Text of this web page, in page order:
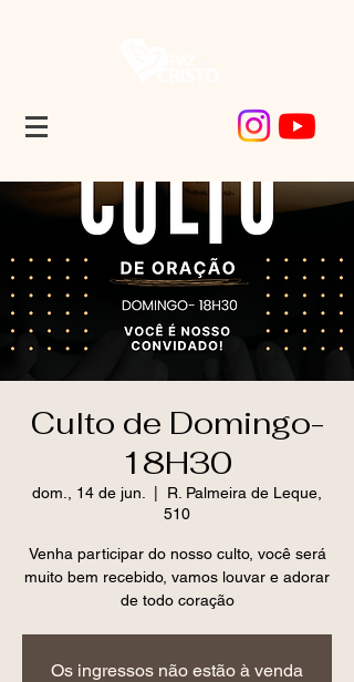
Culto de Domingo-
18H30
dom., 14 de jun.
R. Palmeira de Leque,
510
Venha participar do nosso culto, você será
muito bem recebido, vamos louvar e adorar
de todo coração
Os ingressos não estão à venda